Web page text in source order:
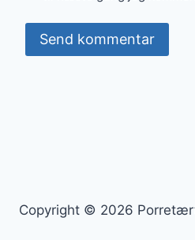
Copyright © 2026